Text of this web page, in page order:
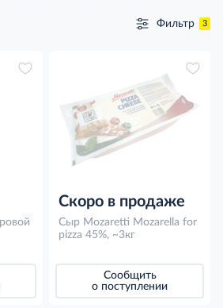
Фильтр 3
Скоро в продаже
Сыр Mozaretti Mozarella for
pizza 45%, ~3кг
Сообщить
о поступлении